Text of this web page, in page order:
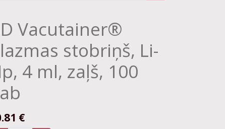
Vacutainer®
stobriņš, Li-
4 ml, zaļš, 100
€